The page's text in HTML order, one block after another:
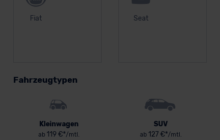
Fiat Seat
Fahrzeugtypen
Kleinwagen
ab 119 €*/mtl.
SUV
ab 127 €*/mtl.